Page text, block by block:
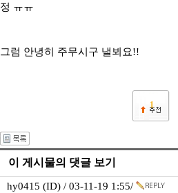
정 ㅠㅠ
그럼 안녕히 주무시구 낼뵈요!!
1
이 게시물의 댓글 보기
hy0415 (ID) / 03-11-19 1:55/